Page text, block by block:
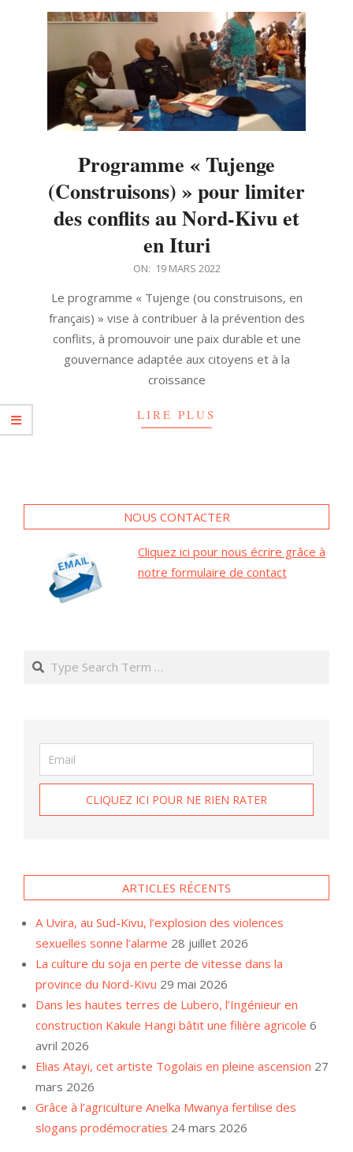
Programme « Tujenge
(Construisons) » pour limiter
des conflits au Nord-Kivu et
en Ituri
ON: 19 MARS 2022
Le programme « Tujenge (ou construisons, en
français) » vise à contribuer à la prévention des
conflits, à promouvoir une paix durable et une
gouvernance adaptée aux citoyens et à la
croissance
LIRE PLUS
NOUS CONTACTER
Cliquez ici pour nous écrire grâce à
notre formulaire de contact
Search
ARTICLES RÉCENTS
A Uvira, au Sud-Kivu, l’explosion des violences
sexuelles sonne l’alarme 28 juillet 2026
La culture du soja en perte de vitesse dans la
province du Nord-Kivu 29 mai 2026
Dans les hautes terres de Lubero, l’Ingénieur en
construction Kakule Hangi bâtit une filière agricole 6
avril 2026
Elias Atayi, cet artiste Togolais en pleine ascension 27
mars 2026
Grâce à l’agriculture Anelka Mwanya fertilise des
slogans prodémocraties 24 mars 2026